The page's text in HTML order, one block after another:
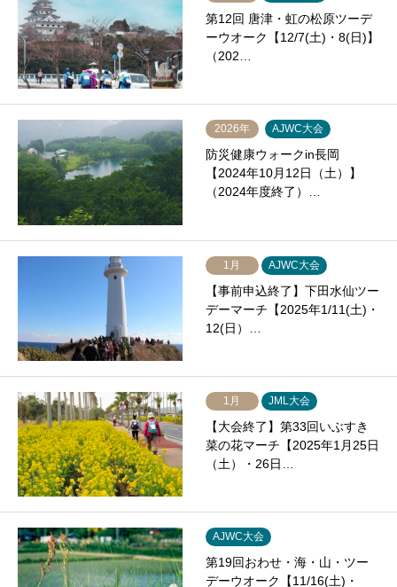
第12回 唐津・虹の松原ツーデ
ーウオーク【12/7(土)・8(日)】
（202…
2026年 AJWC大会
防災健康ウォークin長岡
【2024年10月12日（土）】
（2024年度終了）…
1月 AJWC大会
【事前申込終了】下田水仙ツー
デーマーチ【2025年1/11(土)・
12(日）…
1月 JML大会
【大会終了】第33回いぶすき
菜の花マーチ【2025年1月25日
（土）・26日…
AJWC大会
第19回おわせ・海・山・ツー
デーウオーク【11/16(土)・